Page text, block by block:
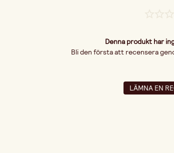
Denna produkt har
Bli den första att recensera
LÄMNA EN